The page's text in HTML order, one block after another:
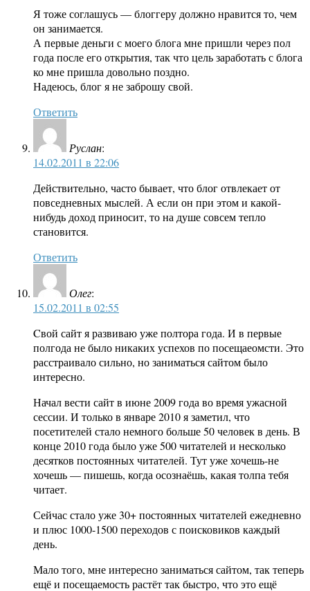
Я тоже соглашусь — блоггеру должно нравится то, чем
он занимается.
А первые деньги с моего блога мне пришли через пол
года после его открытия, так что цель заработать с блога
ко мне пришла довольно поздно.
Надеюсь, блог я не заброшу свой.
Ответить
Руслан:
14.02.2011 в 22:06
Действительно, часто бывает, что блог отвлекает от
повседневных мыслей. А если он при этом и какой-
нибудь доход приносит, то на душе совсем тепло
становится.
Ответить
Олег:
15.02.2011 в 02:55
Cвой сайт я развиваю уже полтора года. И в первые
полгода не было никаких успехов по посещаеомсти. Это
расстраивало сильно, но заниматься сайтом было
интересно.
Начал вести сайт в июне 2009 года во время ужасной
сессии. И только в январе 2010 я заметил, что
посетителей стало немного больше 50 человек в день. В
конце 2010 года было уже 500 читателей и несколько
десятков постоянных читателей. Тут уже хочешь-не
хочешь — пишешь, когда осознаёшь, какая толпа тебя
читает.
Сейчас стало уже 30+ постоянных читателей ежедневно
и плюс 1000-1500 переходов с поисковиков каждый
день.
Мало того, мне интересно заниматься сайтом, так теперь
ещё и посещаемость растёт так быстро, что это ещё